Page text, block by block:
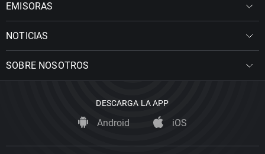
EMISORAS
NOTICIAS
SOBRE NOSOTROS
DESCARGA LA APP
Android iOS